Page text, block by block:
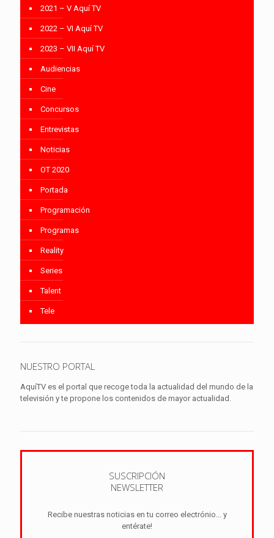
2021 – V Aquí TV
2022 – VI Aquí TV
2023 – VII Aquí TV
Audiencias
Cine
Concursos
Entrevistas
Noticias
OT 2020
Portada
Programación
Programas
Reality
Series
Talent
Tele
NUESTRO PORTAL
AquíTV es el portal que recoge toda la actualidad del mundo de la
televisión y te propone los contenidos de mayor actualidad.
SUSCRIPCIÓN
NEWSLETTER
Recibe nuestras noticias en tu correo electrónio... y
entérate!